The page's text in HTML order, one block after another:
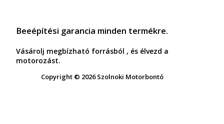
Beeépítési garancia minden termékre.
Vásárolj megbízható forrásból , és élvezd a
motorozást.
Copyright © 2026 Szolnoki Motorbontó